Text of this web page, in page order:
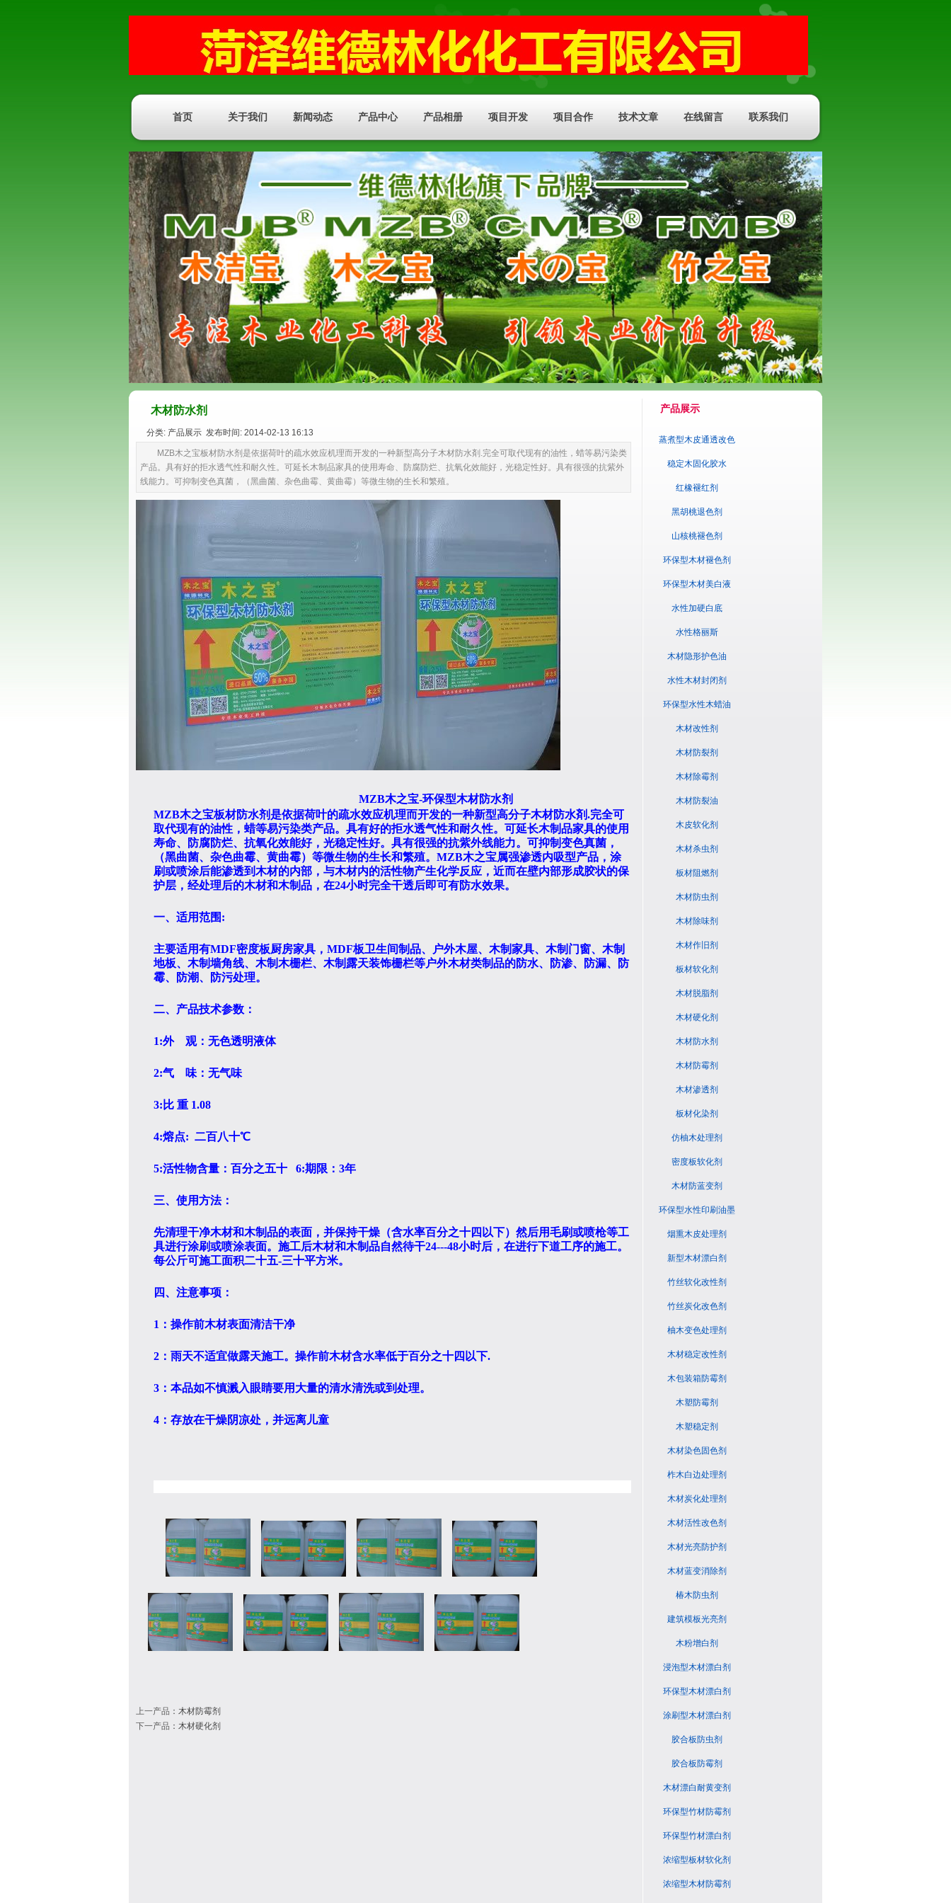
首页 关于我们 新闻动态 产品中心 产品相册 项目开发 项目合作 技术文章 在线留言 联系我们
木材防水剂
分类: 产品展示 发布时间: 2014-02-13 16:13
MZB木之宝板材防水剂是依据荷叶的疏水效应机理而开发的一种新型高分子木材防水剤.完全可取代现有的油性，蜡等易污染类
产品。具有好的拒水透气性和耐久性。可延长木制品家具的使用寿命、防腐防烂、抗氧化效能好，光稳定性好。具有很强的抗紫外
线能力。可抑制变色真菌，（黑曲菌、杂色曲霉、黄曲霉）等微生物的生长和繁殖。
MZB木之宝-环保型木材防水剂
MZB木之宝板材防水剂是依据荷叶的疏水效应机理而开发的一种新型高分子木材防水剤.完全可
取代现有的油性，蜡等易污染类产品。具有好的拒水透气性和耐久性。可延长木制品家具的使用
寿命、防腐防烂、抗氧化效能好，光稳定性好。具有很强的抗紫外线能力。可抑制变色真菌，
（黑曲菌、杂色曲霉、黄曲霉）等微生物的生长和繁殖。 MZB木之宝属强渗透内吸型产品，涂
刷或喷涂后能渗透到木材的内部，与木材内的活性物产生化学反应，近而在壁内部形成胶状的保
护层，经处理后的木材和木制品，在24小时完全干透后即可有防水效果。
一、适用范围 :
主要适用有MDF密度板厨房家具， MDF板卫生间制品、户外木屋、木制家具、木制门窗、木制
地板、木制墙角线、木制木栅栏、木制露天装饰栅栏等户外木材类制品的防水、防渗、防漏、防
霉、防潮、防污处理。
二、产品技术参数：
1:外 观：无色透明液体
2:气 味：无气味
3: 比 重 1.08
4:熔点: 二百八十℃
5:活性物含量： 百分之五十 6:期限： 3年
三、使用方法：
先清理干净木材和木制品的表面，并保持干燥（含水率百分之十四 以下）然后用毛刷或喷枪等工
具进行涂刷或喷涂表面。施工后木材和木制品自然待干24---48小时后，在进行下道工序的施工。
每公斤可施工面积二十五-三十平方米。
四、注意事项：
1 ：操作前木材表面清洁干净
2 ：雨天不适宜做露天施工。操作前木材含水率低于百分之十四 以下.
3 ：本品如不慎溅入眼睛要用大量的清水清洗或到处理。
4 ：存放在干燥阴凉处，并远离儿童
上一产品 ： 木材防霉剂
下一产品 ： 木材硬化剂
产品展示
蒸煮型木皮通透改色
稳定木固化胶水
红橡褪红剂
黑胡桃退色剂
山核桃褪色剂
环保型木材褪色剂
环保型木材美白液
水性加硬白底
水性格丽斯
木材隐形护色油
水性木材封闭剂
环保型水性木蜡油
木材改性剂
木材防裂剂
木材除霉剂
木材防裂油
木皮软化剂
木材杀虫剂
板材阻燃剂
木材防虫剂
木材除味剂
木材作旧剂
板材软化剂
木材脱脂剂
木材硬化剂
木材防水剂
木材防霉剂
木材渗透剂
板材化染剂
仿柚木处理剂
密度板软化剂
木材防蓝变剂
环保型水性印刷油墨
烟熏木皮处理剂
新型木材漂白剂
竹丝软化改性剂
竹丝炭化改色剂
柚木变色处理剂
木材稳定改性剂
木包装箱防霉剂
木塑防霉剂
木塑稳定剂
木材染色固色剂
柞木白边处理剂
木材炭化处理剂
木材活性改色剂
木材光亮防护剂
木材蓝变消除剂
椿木防虫剂
建筑模板光亮剂
木粉增白剂
浸泡型木材漂白剂
环保型木材漂白剂
涂刷型木材漂白剂
胶合板防虫剂
胶合板防霉剂
木材漂白耐黄变剂
环保型竹材防霉剂
环保型竹材漂白剂
浓缩型板材软化剂
浓缩型木材防霉剂